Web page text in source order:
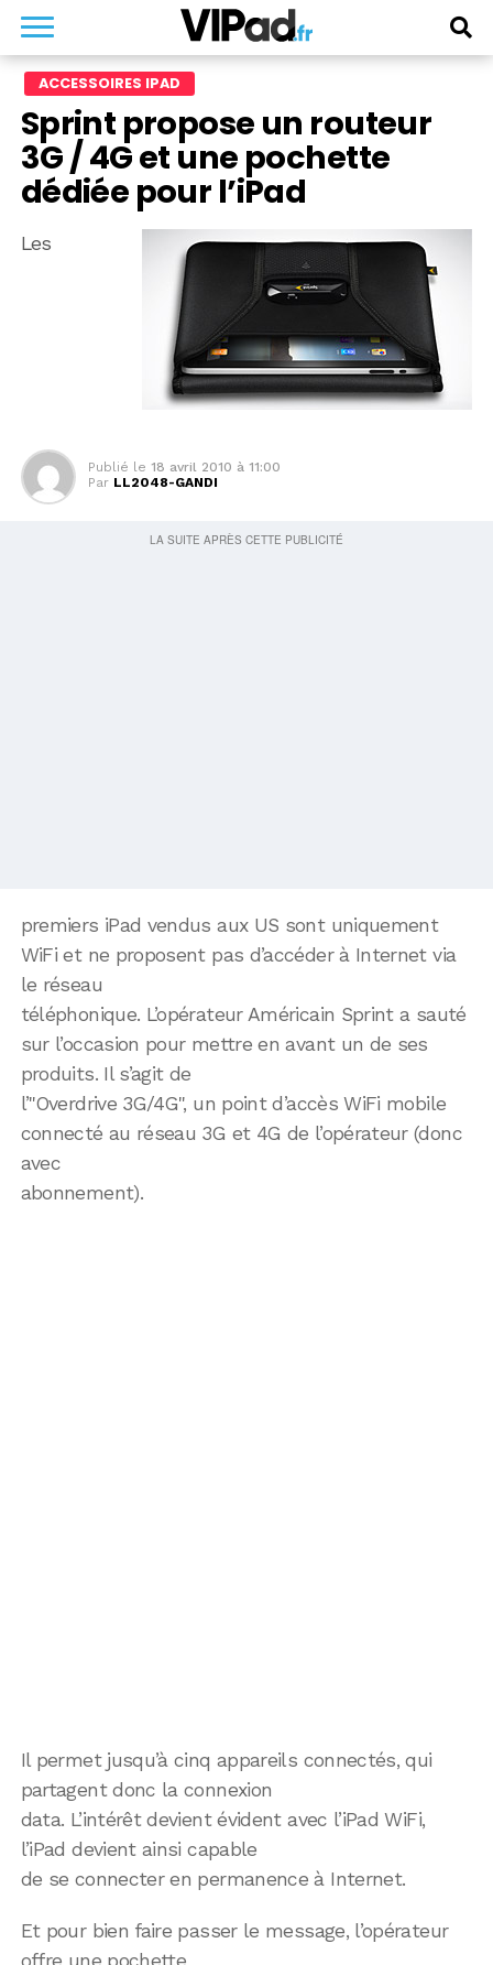
ACCESSOIRES IPAD
Sprint propose un routeur
3G / 4G et une pochette
dédiée pour l’iPad
Les
Publié le 18 avril 2010 à 11:00
Par LL2048-GANDI
premiers iPad vendus aux US sont uniquement
WiFi et ne proposent pas d’accéder à Internet via
le réseau
téléphonique. L’opérateur Américain Sprint a sauté
sur l’occasion pour mettre en avant un de ses
produits. Il s’agit de
l’"Overdrive 3G/4G", un point d’accès WiFi mobile
connecté au réseau 3G et 4G de l’opérateur (donc
avec
abonnement).
Il permet jusqu’à cinq appareils connectés, qui
partagent donc la connexion
data. L’intérêt devient évident avec l’iPad WiFi,
l’iPad devient ainsi capable
de se connecter en permanence à Internet.
Et pour bien faire passer le message, l’opérateur
offre une pochette